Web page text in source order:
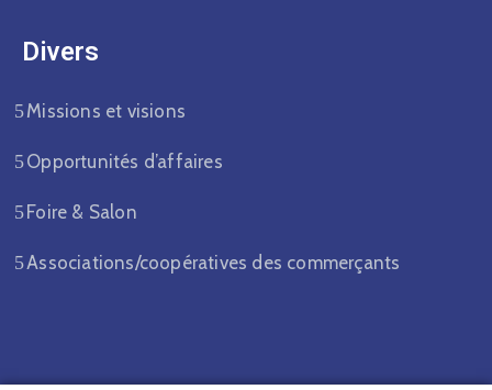
Divers​
Missions et visions
Opportunités d’affaires
Foire & Salon
Associations/coopératives des commerçants